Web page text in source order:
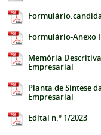
Formulário-Anexo I
Memória
Empresarial
Planta de Síntese
Empresarial
Edital n.º 1/2023